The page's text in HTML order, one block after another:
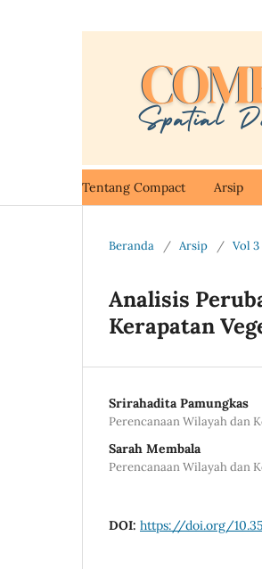
Tentang Compact Arsip
Beranda / Arsip / Vol 3
Analisis
Kerapatan
Srirahadita Pamungkas
Perencanaan Wilayah dan
Sarah Membala
Perencanaan Wilayah dan
DOI: https://doi.org/